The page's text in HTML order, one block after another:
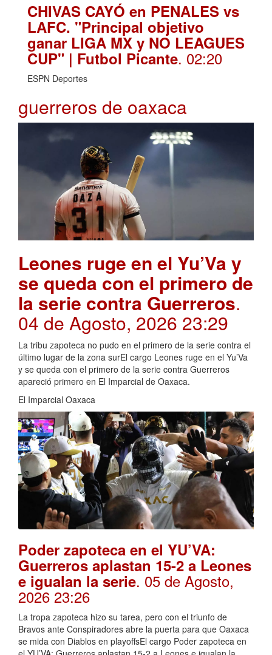
CHIVAS CAYÓ en PENALES vs
LAFC. "Principal objetivo
ganar LIGA MX y NO LEAGUES
CUP" | Futbol Picante. 02:20
ESPN Deportes
guerreros de oaxaca
Leones ruge en el Yu’Va y
se queda con el primero de
la serie contra Guerreros.
04 de Agosto, 2026 23:29
La tribu zapoteca no pudo en el primero de la serie contra el
último lugar de la zona surEl cargo Leones ruge en el Yu’Va
y se queda con el primero de la serie contra Guerreros
apareció primero en El Imparcial de Oaxaca.
El Imparcial Oaxaca
Poder zapoteca en el YU’VA:
Guerreros aplastan 15-2 a Leones
e igualan la serie. 05 de Agosto,
2026 23:26
La tropa zapoteca hizo su tarea, pero con el triunfo de
Bravos ante Conspiradores abre la puerta para que Oaxaca
se mida con Diablos en playoffsEl cargo Poder zapoteca en